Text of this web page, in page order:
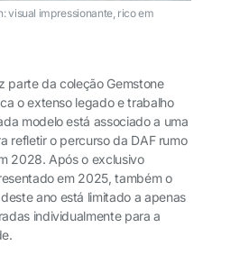
visual impressionante, rico em
parte da coleção Gemstone
o extenso legado e trabalho
modelo está associado a uma
refletir o percurso da DAF rumo
2028. Após o exclusivo
em 2025, também o
ano está limitado a apenas
individualmente para a